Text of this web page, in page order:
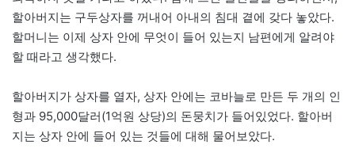
할아버지는 구두상자를 꺼내어 아내의 침대 곁에 갖다 놓았다.
할머니는 이제 상자 안에 무엇이 들어 있는지 남편에게 알려야
할 때라고 생각했다.
할아버지가 상자를 열자, 상자 안에는 코바늘로 만든 두 개의 인
형과 95,000달러(1억원 상당)의 돈뭉치가 들어있었다. 할아버
지는 상자 안에 들어 있는 것들에 대해 물어보았다.